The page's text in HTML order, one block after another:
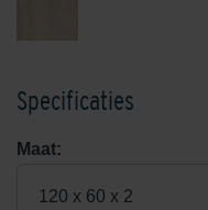
Specificaties
Maat:
120 x 60 x 2